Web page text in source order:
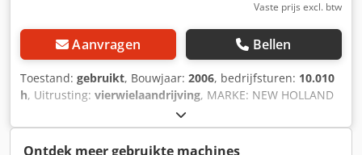
Vaste prijs excl. btw
Aanvragen Bellen
Toestand: gebruikt, Bouwjaar: 2006, bedrijfsturen: 10.010
h, Uitrusting: vierwielaandrijving, MARKE: NEW HOLLAND
KOBELCO TYPE: E135SR-1E BAUJAHR: 2006 CE GEMARKT: JA
BETRIEBSSTUNDEN: 10.010 STUNDEN
REIFEN/UNTERWAGEN: 60% LEISTUNG: 63KW MOTOR:
Ontdek meer gebruikte machines